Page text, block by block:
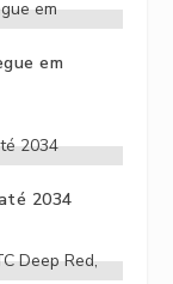
em
2034